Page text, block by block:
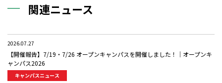
関連ニュース
2026.07.27
キャンパスニュース
【開催報告】7/19・7/26 オープンキャンパスを開催しました！｜オープンキ
ャンパス2026